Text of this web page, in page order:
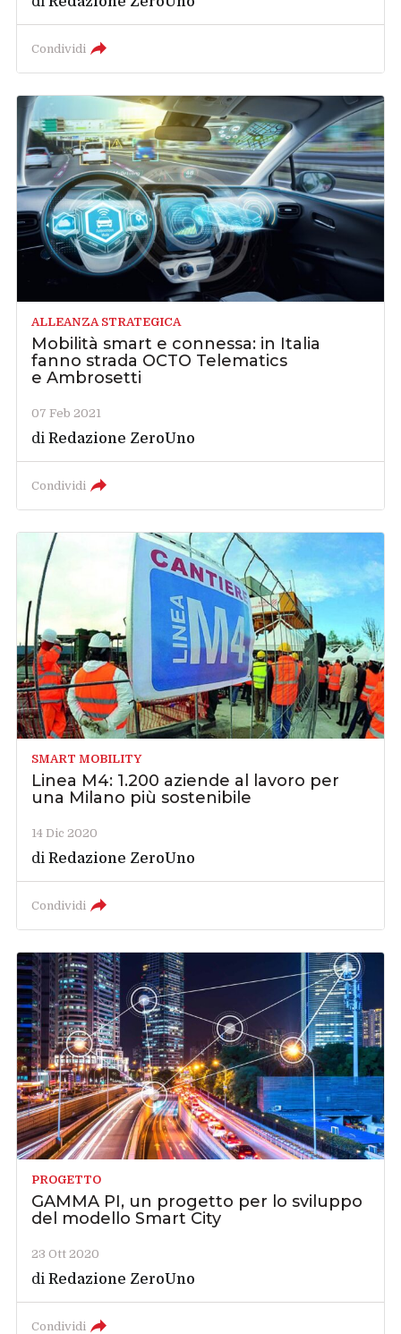
Condividi
ALLEANZA STRATEGICA
Mobilità smart e connessa: in Italia
fanno strada OCTO Telematics
e Ambrosetti
07 Feb 2021
diRedazione ZeroUno
Condividi
SMART MOBILITY
Linea M4: 1.200 aziende al lavoro per
una Milano più sostenibile
14 Dic 2020
diRedazione ZeroUno
Condividi
PROGETTO
GAMMA PI, un progetto per lo sviluppo
del modello Smart City
23 Ott 2020
diRedazione ZeroUno
Condividi